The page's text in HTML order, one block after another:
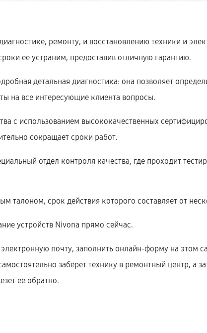
ремонту, и восстановлению техники и
ее устраним, предоставив отличную гарантию.
детальная диагностика: она позволяет
на все интересующие клиента вопросы.
с использованием высококачественных
сокращает сроки работ.
отдел контроля качества, где проходит
талоном, срок действия которого составляет от
устройств Nivona прямо сейчас.
почту, заполнить онлайн-форму на этом
заберет технику в ремонтный центр, а
ее обратно.